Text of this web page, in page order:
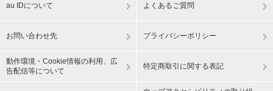
au IDについて よくあるご質問
お問い合わせ先 プライバシーポリシー
動作環境・Cookie情報の利用、広
告配信等について
特定商取引に関する表記